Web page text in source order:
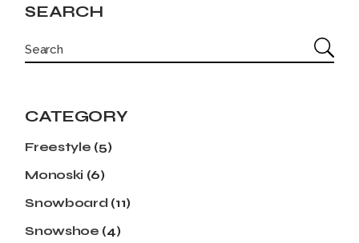
SEARCH
CATEGORY
Freestyle (5)
Monoski (6)
Snowboard (11)
Snowshoe (4)